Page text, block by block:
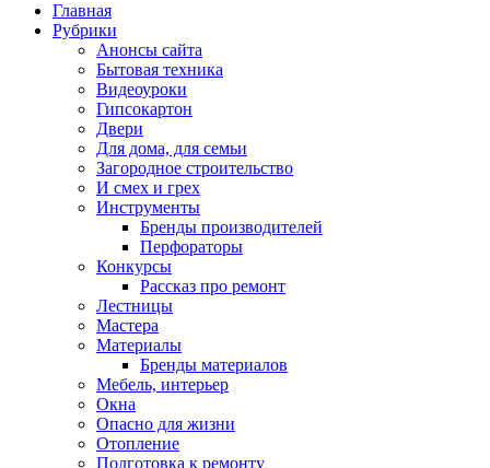
Главная
Рубрики
Анонсы сайта
Бытовая техника
Видеоуроки
Гипсокартон
Двери
Для дома, для семьи
Загородное строительство
И смех и грех
Инструменты
Бренды производителей
Перфораторы
Конкурсы
Рассказ про ремонт
Лестницы
Мастера
Материалы
Бренды материалов
Мебель, интерьер
Окна
Опасно для жизни
Отопление
Подготовка к ремонту